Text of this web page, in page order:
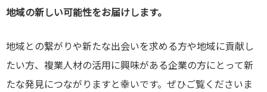
地域の新しい可能性をお届けします。
地域との繋がりや新たな出会いを求める方や地域に貢献し
たい方、複業人材の活用に興味がある企業の方にとって新
たな発見につながりますと幸いです。ぜひご覧くださいま